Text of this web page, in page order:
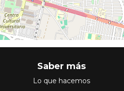
Saber más
Lo que hacemos